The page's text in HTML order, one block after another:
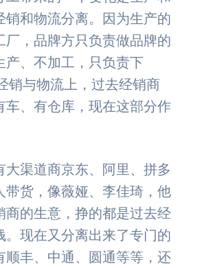
销和物流分离。因为生产的
厂，品牌方只负责做品牌的
产、不加工，只负责下
销与物流上，过去经销商
车、有仓库，现在这部分作
大渠道商京东、阿里、拼多
带货，像薇娅、李佳琦，他
商的生意，挣的都是过去经
。现在又分离出来了专门的
顺丰、中通、圆通等等，还